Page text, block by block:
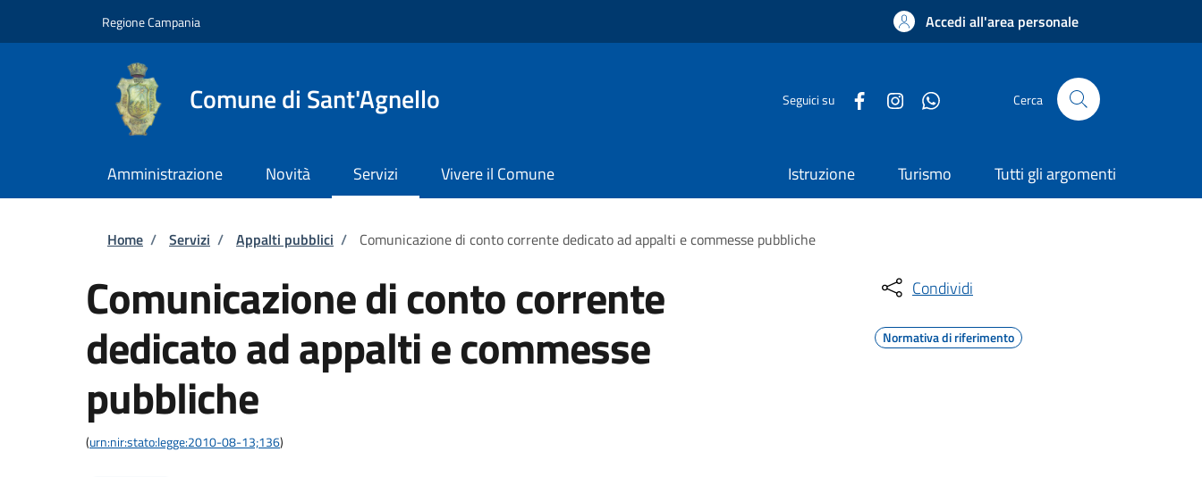
Regione Campania Accedi all'area personale
Comune di Sant'Agnello Seguici su Cerca
Amministrazione Novità Servizi Vivere il Comune Istruzione Turismo Tutti gli argomenti
Briciole di pane
Home / Servizi / Appalti pubblici / Comunicazione di conto corrente dedicato ad appalti e commesse pubbliche
Comunicazione di conto corrente
dedicato ad appalti e commesse
pubbliche
(urn:nir:stato:legge:2010-08-13;136)
Condividi
Normativa di riferimento